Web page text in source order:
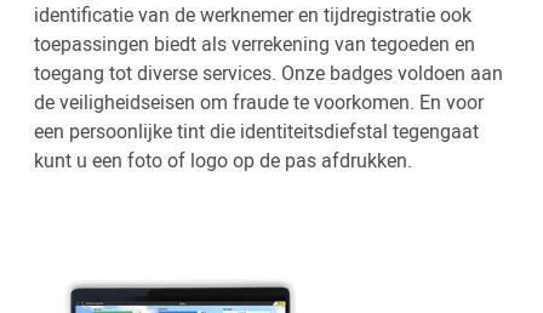
identificatie van de werknemer en tijdregistratie ook
toepassingen biedt als verrekening van tegoeden en
toegang tot diverse services. Onze badges voldoen aan
de veiligheidseisen om fraude te voorkomen. En voor
een persoonlijke tint die identiteitsdiefstal tegengaat
kunt u een foto of logo op de pas afdrukken.